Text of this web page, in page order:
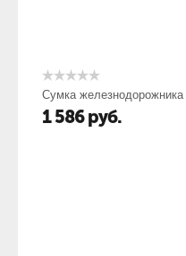
Сумка железнодорожника
1 586 руб.